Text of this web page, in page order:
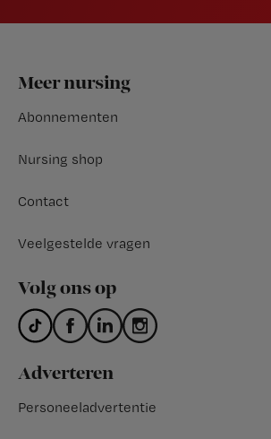
Footer
Meer nursing
Abonnementen
Nursing shop
Contact
Veelgestelde vragen
Volg ons op
Adverteren
Personeeladvertentie